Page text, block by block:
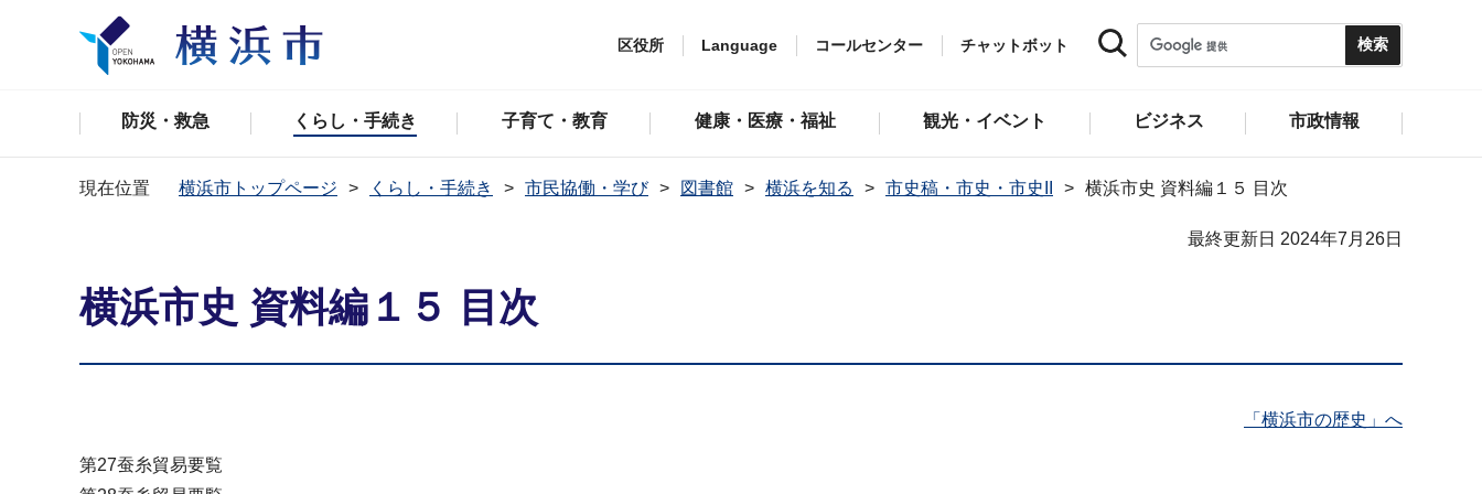
区役所 Language コールセンター チャットボット
防災・救急 くらし・手続き 子育て・教育 健康・医療・福祉 観光・イベント ビジネス 市政情報
現在位置 横浜市トップページ くらし・手続き 市民協働・学び 図書館 横浜を知る 市史稿・市史・市史II 横浜市史 資料編１５ 目次
最終更新日 2024年7月26日
横浜市史 資料編１５ 目次
「横浜市の歴史」へ
第27蚕糸貿易要覧